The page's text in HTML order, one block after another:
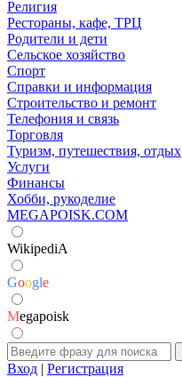
Религия
Рестораны, кафе, ТРЦ
Родители и дети
Сельское хозяйство
Спорт
Справки и информация
Строительство и ремонт
Телефония и связь
Торговля
Туризм, путешествия, отдых
Услуги
Финансы
Хобби, рукоделие
MEGAPOISK.COM
WikipediA
Google
Megapoisk
Вход | Регистрация